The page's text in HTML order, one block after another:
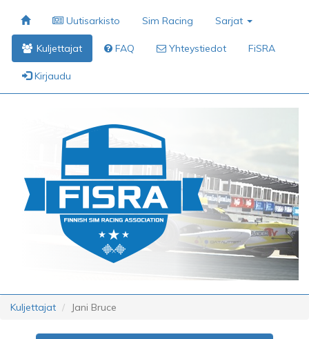
Uutisarkisto Sim Racing Sarjat
Kuljettajat FAQ Yhteystiedot FiSRA
Kirjaudu
Kuljettajat Jani Bruce